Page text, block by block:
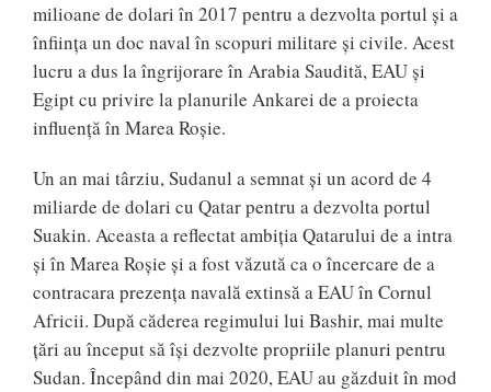
milioane de dolari în 2017 pentru a dezvolta portul și a
înființa un doc naval în scopuri militare și civile. Acest
lucru a dus la îngrijorare în Arabia Saudită, EAU și
Egipt cu privire la planurile Ankarei de a proiecta
influență în Marea Roșie.
Un an mai târziu, Sudanul a semnat și un acord de 4
miliarde de dolari cu Qatar pentru a dezvolta portul
Suakin. Aceasta a reflectat ambiția Qatarului de a intra
și în Marea Roșie și a fost văzută ca o încercare de a
contracara prezența navală extinsă a EAU în Cornul
Africii. După căderea regimului lui Bashir, mai multe
țări au început să își dezvolte propriile planuri pentru
Sudan. Începând din mai 2020, EAU au găzduit în mod